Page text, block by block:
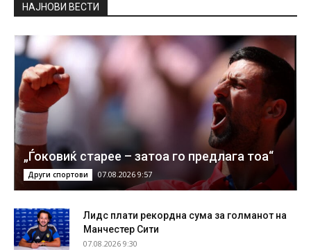
НAЈНОВИ ВЕСТИ
„Ѓоковиќ старее – затоа го предлага тоа“
Други спортови 07.08.2026 9:57
Лидс плати рекордна сума за голманот на
Манчестер Сити
07.08.2026 9:30